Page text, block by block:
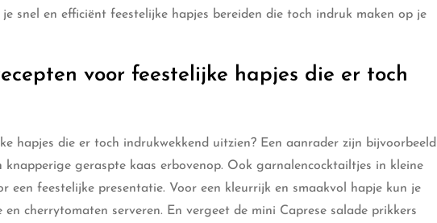
snel en efficiënt feestelijke hapjes bereiden die toch indruk maken op je
voor feestelijke hapjes die er toch
hapjes die er toch indrukwekkend uitzien? Een aanrader zijn bijvoorbeeld
geraspte kaas erbovenop. Ook garnalencocktailtjes in kleine
een feestelijke presentatie. Voor een kleurrijk en smaakvol hapje kun je
cherrytomaten serveren. En vergeet de mini Caprese salade prikkers